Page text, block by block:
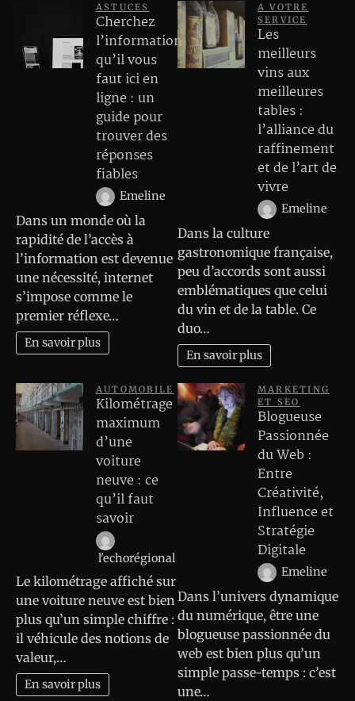
ASTUCES
Cherchez
l’information
qu’il vous
faut ici en
ligne : un
guide pour
trouver des
réponses
fiables
Emeline
Dans un monde où la
rapidité de l’accès à
l’information est devenue
une nécessité, internet
s’impose comme le
premier réflexe…
En savoir plus
A VOTRE
SERVICE
Les
meilleurs
vins aux
meilleures
tables :
l’alliance du
raffinement
et de l’art de
vivre
Emeline
Dans la culture
gastronomique française,
peu d’accords sont aussi
emblématiques que celui
du vin et de la table. Ce
duo…
En savoir plus
AUTOMOBILE
Kilométrage
maximum
d’une
voiture
neuve : ce
qu’il faut
savoir
l'echorégional
Le kilométrage affiché sur
une voiture neuve est bien
plus qu’un simple chiffre :
il véhicule des notions de
valeur,…
En savoir plus
MARKETING
ET SEO
Blogueuse
Passionnée
du Web :
Entre
Créativité,
Influence et
Stratégie
Digitale
Emeline
Dans l’univers dynamique
du numérique, être une
blogueuse passionnée du
web est bien plus qu’un
simple passe-temps : c’est
une…